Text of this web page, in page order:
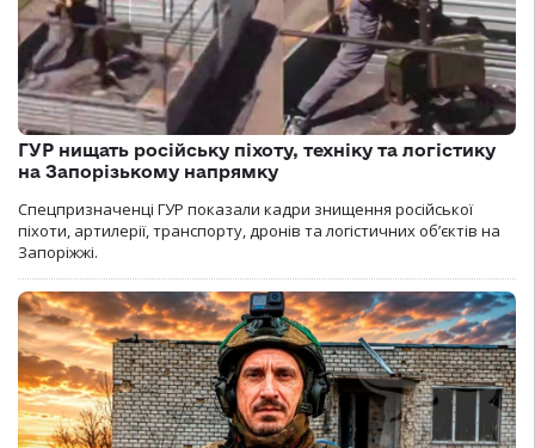
ГУР нищать російську піхоту, техніку та логістику
на Запорізькому напрямку
Спецпризначенці ГУР показали кадри знищення російської
піхоти, артилерії, транспорту, дронів та логістичних об’єктів на
Запоріжжі.